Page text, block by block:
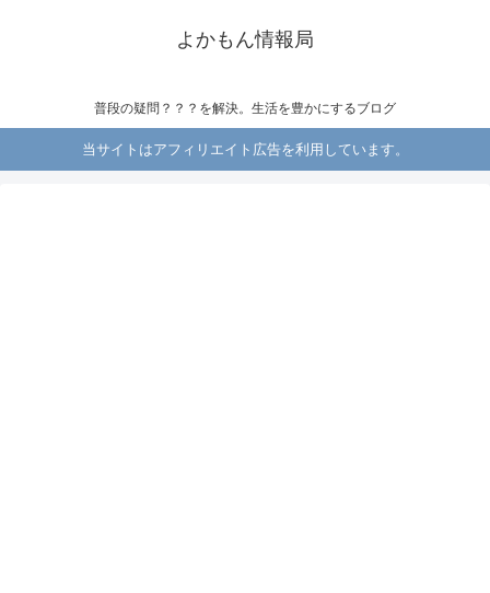
よかもん情報局
普段の疑問？？？を解決。生活を豊かにするブログ
当サイトはアフィリエイト広告を利用しています。